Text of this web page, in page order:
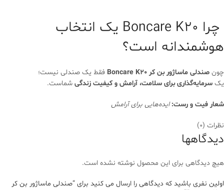
چرا Boncare K20 یک انتخاب
هوشمندانه است؟
چون صندلی ماساژور بن کر Boncare K20
فقط یک صندلی نیست؛
یک سرمایه‌گذاری برای سلامت، آرامش و کیفیت زندگی شماست.
شعار فیت و رست:ایده‌هایی برای آرامش
نظرات (0)
دیدگاهها
هیچ دیدگاهی برای این محصول نوشته نشده است.
اولین نفری باشید که دیدگاهی را ارسال می کنید برای “صندلی ماساژور بن کر